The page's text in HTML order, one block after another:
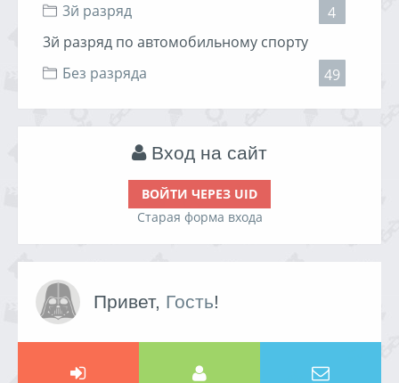
3й разряд
4
3й разряд по автомобильному спорту
Без разряда
49
Вход на сайт
ВОЙТИ ЧЕРЕЗ UID
Старая форма входа
Привет, Гость!